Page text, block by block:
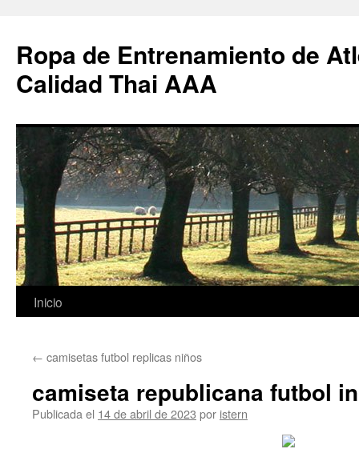
Ropa de Entrenamiento de
Calidad Thai AAA
Saltar
contenido
Inicio
← camisetas futbol replicas niños
camiseta republicana futbol
Publicada el 14 de abril de 2023 por istern